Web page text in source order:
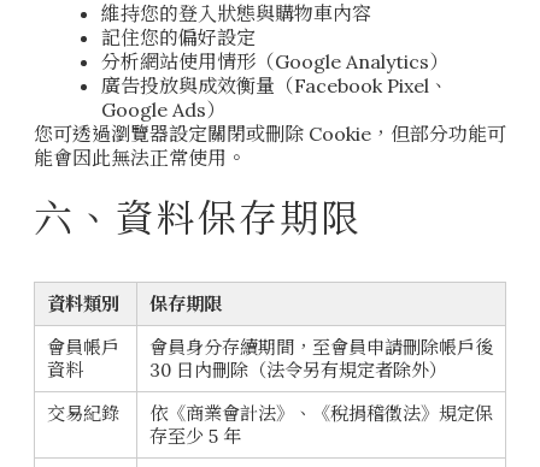
維持您的登入狀態與購物車內容
記住您的偏好設定
分析網站使用情形（Google Analytics）
廣告投放與成效衡量（Facebook Pixel、
Google Ads）
您可透過瀏覽器設定關閉或刪除 Cookie，但部分功能可
能會因此無法正常使用。
六、資料保存期限
資料類別
保存期限
會員帳戶
資料
會員身分存續期間，至會員申請刪除帳戶後
30 日內刪除（法令另有規定者除外）
交易紀錄
依《商業會計法》、《稅捐稽徵法》規定保
存至少 5 年